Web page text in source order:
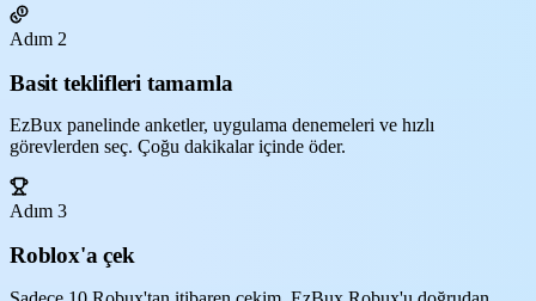
Adım 2
Basit teklifleri tamamla
EzBux panelinde anketler, uygulama denemeleri ve hızlı
görevlerden seç. Çoğu dakikalar içinde öder.
Adım 3
Roblox'a çek